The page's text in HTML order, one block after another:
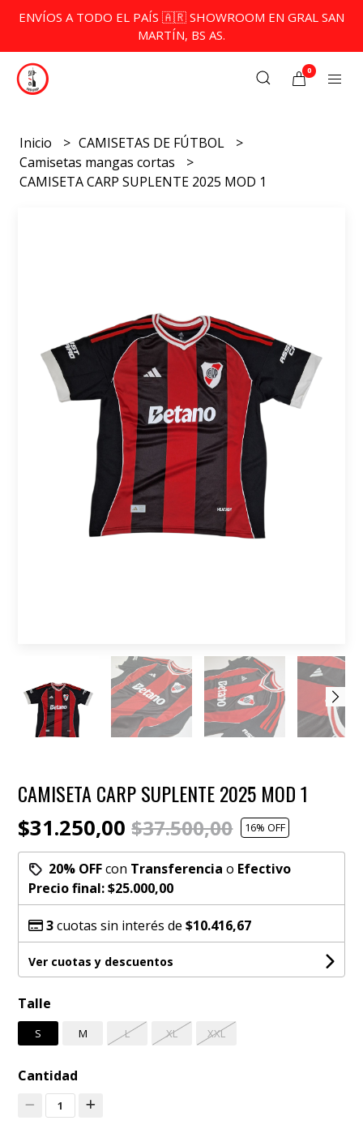
ENVÍOS A TODO EL PAÍS 🇦🇷 SHOWROOM EN GRAL SAN
MARTÍN, BS AS.
0
Inicio
CAMISETAS DE FÚTBOL
Camisetas mangas cortas
CAMISETA CARP SUPLENTE 2025 MOD 1
CAMISETA CARP SUPLENTE 2025 MOD 1
$31.250,00$37.500,00 16% OFF
20% OFFcon Transferencia o Efectivo
Precio final:$25.000,00
3cuotas sin interés de$10.416,67
Ver cuotas y descuentos
Talle
S M L XL XXL
Cantidad
1